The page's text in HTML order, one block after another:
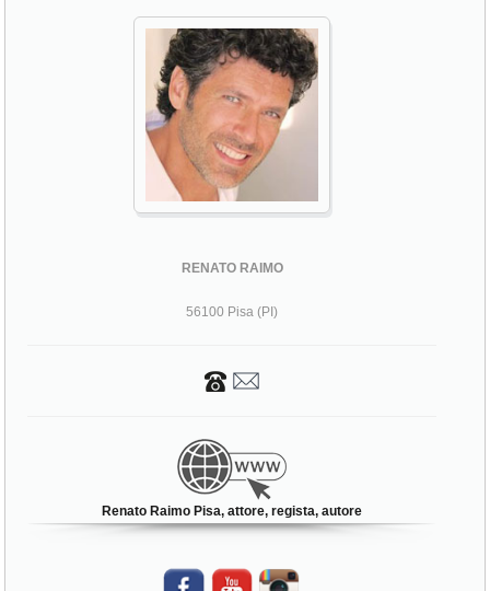
RENATO RAIMO
56100 Pisa (PI)
Renato Raimo Pisa, attore, regista, autore